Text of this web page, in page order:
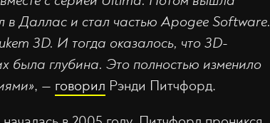
в Даллас и стал частью Apogee Software.
3D. И тогда оказалось, что 3D-
была глубина. Это полностью изменило
, — говорил Рэнди Питчфорд.